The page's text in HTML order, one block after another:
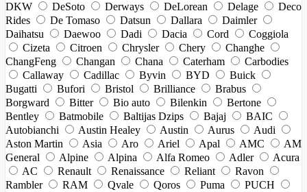
DKW
DeSoto Derways DeLorean Delage
Deco
Rides
De Tomaso Datsun Dallara
Daimler
Daihatsu
Daewoo Dadi Dacia Cord
Coggiola
Cizeta
Citroen Chrysler Chery
Changhe
ChangFeng
Changan Chana Caterham
Carbodies
Callaway
Cadillac Byvin BYD
Buick
Bugatti
Bufori Bristol Brilliance
Brabus
Borgward
Bitter Bio auto Bilenkin
Bertone
Bentley
Batmobile Baltijas Dzips Bajaj
BAIC
Autobianchi
Austin Healey Austin Aurus
Audi
Aston Martin
Asia Aro Ariel Apal AMC
AM
General
Alpine Alpina Alfa Romeo Adler
Acura
AC
Renault Renaissance Reliant
Ravon
Rambler
RAM Qvale Qoros Puma
PUCH